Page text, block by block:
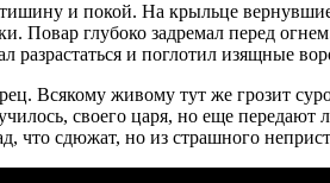
и покой. На крыльце
Повар глубоко задремал перед
разрастаться и поглотил изящные
Всякому живому тут же грозит
своего царя, но еще
что сдюжат, но из страшного